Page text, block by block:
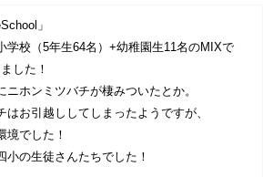
」
学校（5年生64名）+幼稚園生11名のMIXで
した！
ホンミツバチが棲みついたとか。
お引越ししてしまったようですが、
境でした！
小の生徒さんたちでした！
つばち博士ふくちゃん
ミツバチプロジェクト